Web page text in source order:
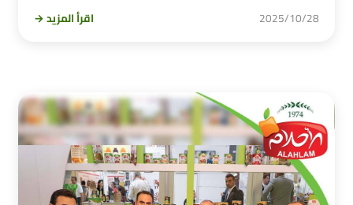
2025/10/28 اقرأ المزيد →